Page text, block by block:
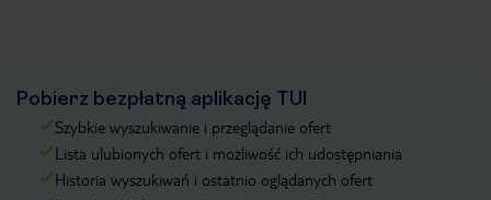
Pobierz bezpłatną aplikację TUI
Szybkie wyszukiwanie i przeglądanie ofert
Lista ulubionych ofert i możliwość ich udostępniania
Historia wyszukiwań i ostatnio oglądanych ofert